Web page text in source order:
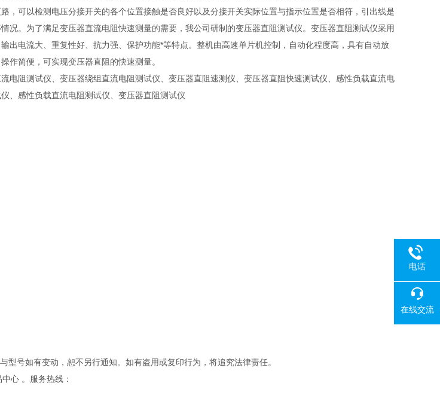
，可以检测电压分接开关的各个位置接触是否良好以及分接开关实际位置与指示位置是否相符，引出线是
况。为了满足变压器直流电阻快速测量的需要，我公司研制的变压器直阻测试仪。变压器直阻测试仪采用
出电流大、重复性好、抗力强、保护功能*等特点。整机由高速单片机控制，自动化程度高，具有自动放
作简便，可实现变压器直阻的快速测量。
电阻测试仪、变压器绕组直流电阻测试仪、变压器直阻速测仪、变压器直阻快速测试仪、感性负载直流电
、感性负载直流电阻测试仪、变压器直阻测试仪
型号如有变动，恕不另行通知。如有盗用或复印行为，将追究法律责任。
心 。服务热线：
电话
在线交流